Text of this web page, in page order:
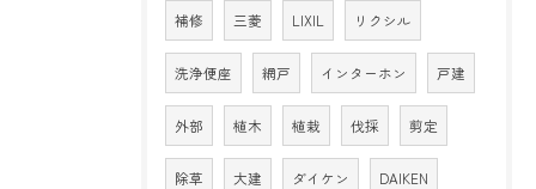
補修 三菱 LIXIL リクシル
洗浄便座 網戸 インターホン 戸建
外部 植木 植栽 伐採 剪定
除草 大建 ダイケン DAIKEN